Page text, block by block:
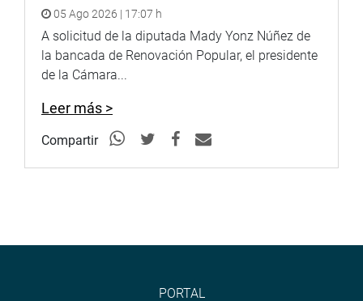
05 Ago 2026 | 17:07 h
A solicitud de la diputada Mady Yonz Núñez de
la bancada de Renovación Popular, el presidente
de la Cámara...
Leer más >
Compartir
PORTAL